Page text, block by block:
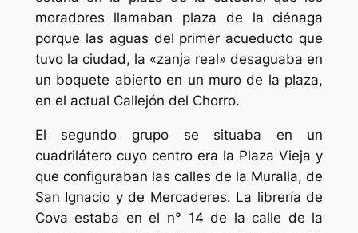
moradores llamaban plaza de la ciénaga
porque las aguas del primer acueducto que
tuvo la ciudad, la «zanja real» desaguaba en
un boquete abierto en un muro de la plaza,
en el actual Callejón del Chorro.
El segundo grupo se situaba en un
cuadrilátero cuyo centro era la Plaza Vieja y
que configuraban las calles de la Muralla, de
San Ignacio y de Mercaderes. La librería de
Cova estaba en el n° 14 de la calle de la